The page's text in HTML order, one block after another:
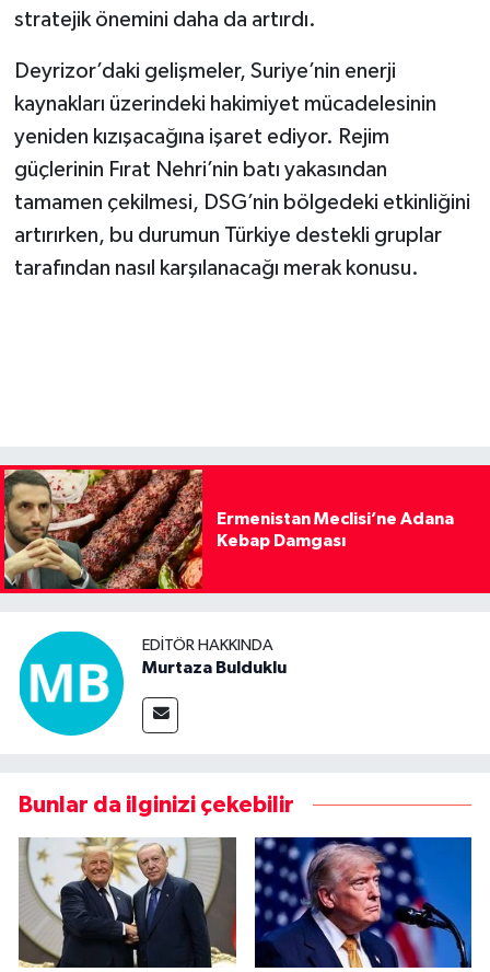
stratejik önemini daha da artırdı.
Deyrizor’daki gelişmeler, Suriye’nin enerji
kaynakları üzerindeki hakimiyet mücadelesinin
yeniden kızışacağına işaret ediyor. Rejim
güçlerinin Fırat Nehri’nin batı yakasından
tamamen çekilmesi, DSG’nin bölgedeki etkinliğini
artırırken, bu durumun Türkiye destekli gruplar
tarafından nasıl karşılanacağı merak konusu.
Ermenistan Meclisi’ne Adana
Kebap Damgası
EDITÖR HAKKINDA
Murtaza Bulduklu
Bunlar da ilginizi çekebilir